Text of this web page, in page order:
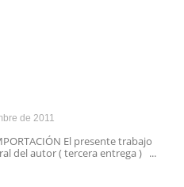
de 2011
El presente trabajo
del autor ( tercera entrega ) ...